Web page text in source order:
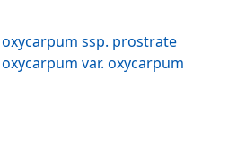
Abutilon oxycarpum ssp. prostrate
Abutilon oxycarpum var. oxycarpum